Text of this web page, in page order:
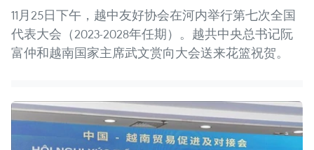
11月25日下午，越中友好协会在河内举行第七次全国
代表大会（2023-2028年任期）。越共中央总书记阮
富仲和越南国家主席武文赏向大会送来花篮祝贺。